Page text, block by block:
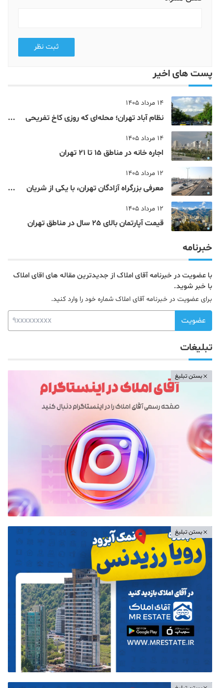
ثبت نظر
پست های اخیر
14 مرداد 1405
نظام‌ آباد تهران؛ محله‌ای که روزی کاخ تفریحی
14 مرداد 1405
اجاره خانه در مناطق 15 تا 21 تهران
12 مرداد 1405
معرفی بزرگراه آزادگان تهران، با یکی از شریان
12 مرداد 1405
قیمت آپارتمان بالای 25 سال در مناطق تهران
خبرنامه
با عضویت در خبرنامه آقای املاک از جدیدترین مقاله های اقای املاک
با خبر شوید.
برای عضویت در خبرنامه آقای املاک شماره خود را وارد کنید.
عضویت
تبلیغات
بستن تبلیغ
بستن تبلیغ